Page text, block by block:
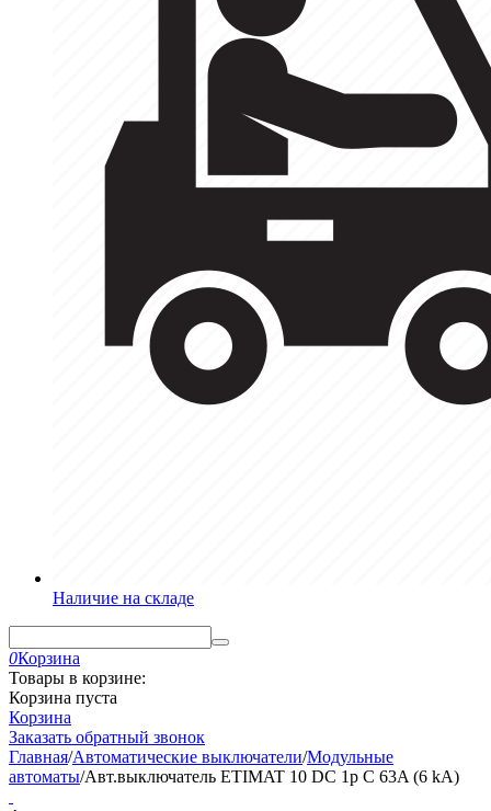
Наличие на складе
0Корзина
Товары в корзине:
Корзина пуста
Корзина
Заказать обратный звонок
Главная/Автоматические выключатели/Модульные
автоматы/Авт.выключатель ETIMAT 10 DC 1p C 63A (6 kA)